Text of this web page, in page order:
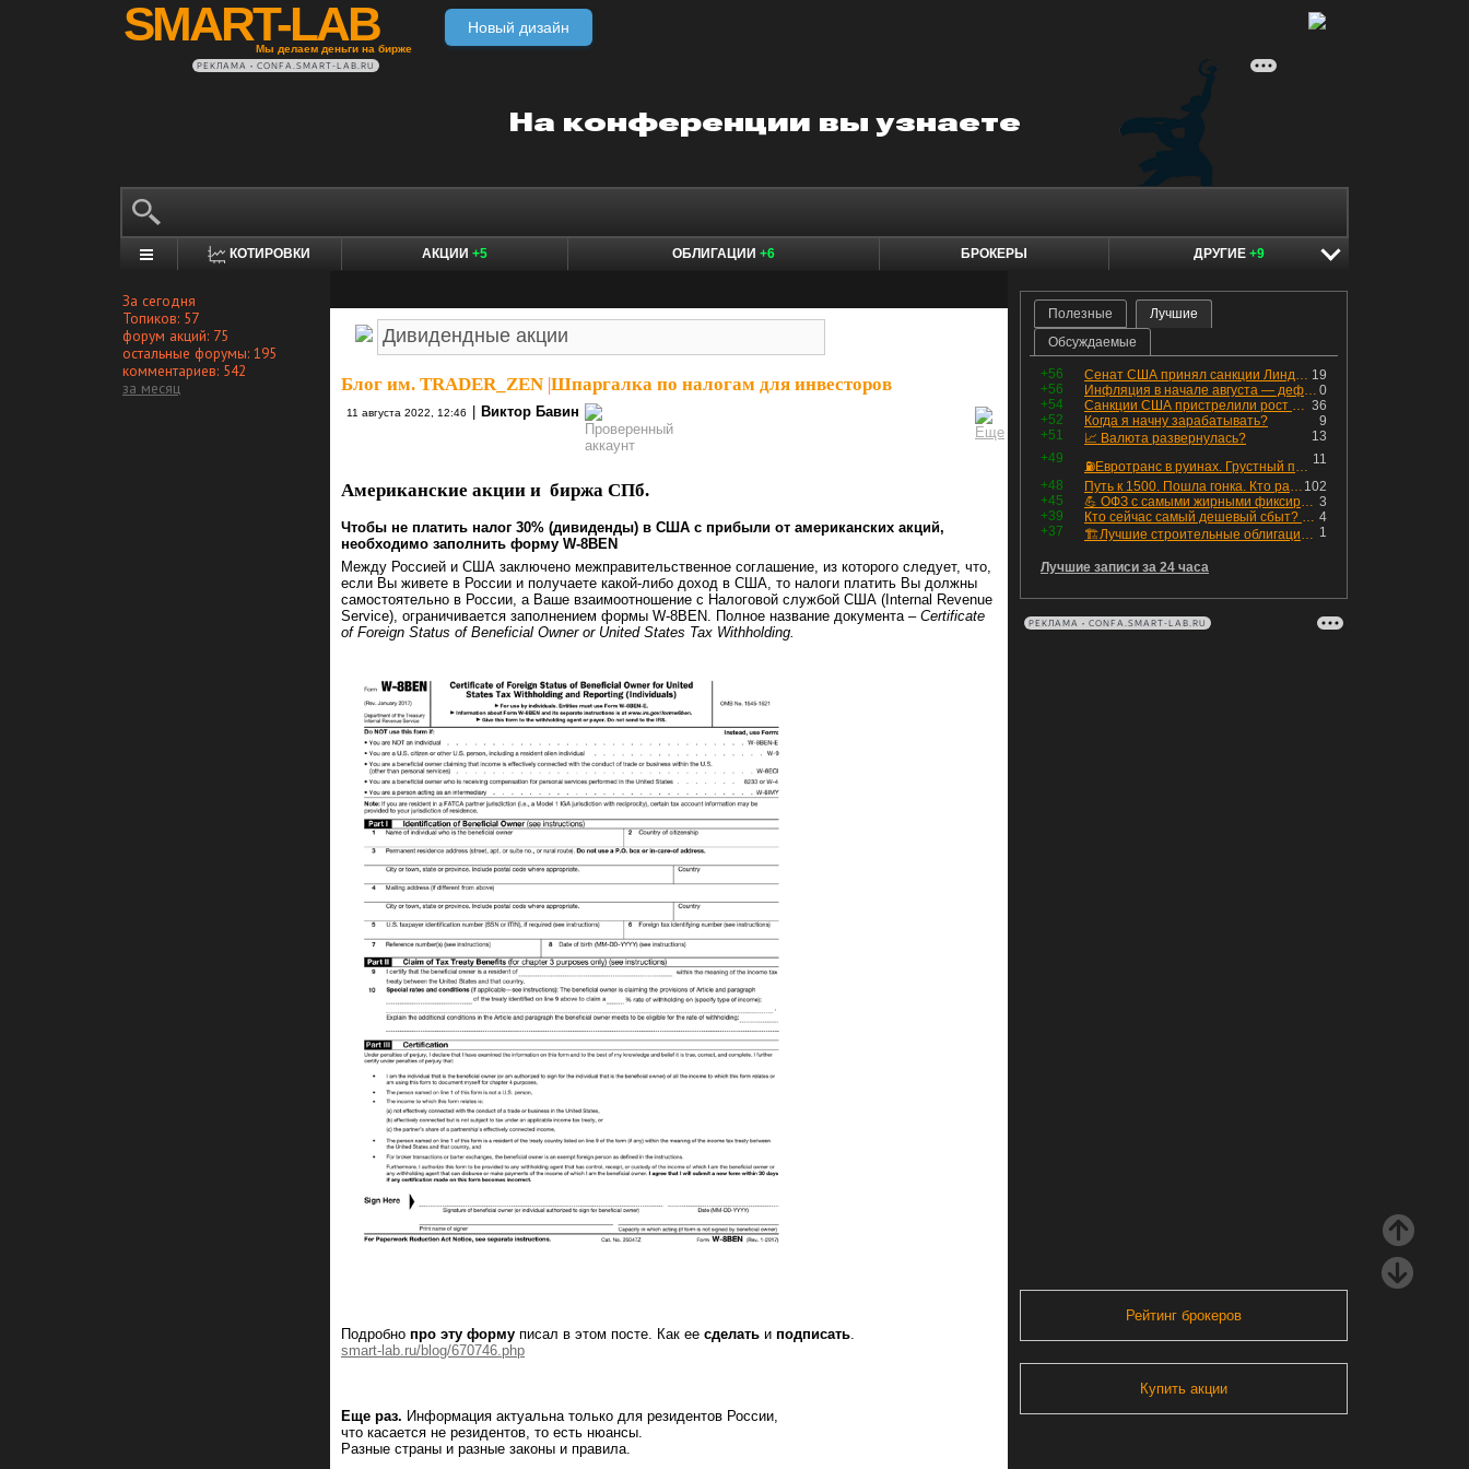
SMART-LAB
Мы делаем деньги на бирже
Новый дизайн
РЕКЛАМА • CONFA.SMART-LAB.RU
КОТИРОВКИ АКЦИИ +5 ОБЛИГАЦИИ +6 БРОКЕРЫ ДРУГИЕ +9
За сегодня
Топиков: 57
форум акций: 75
остальные форумы: 195
комментариев: 542
за месяц
Блог им. TRADER_ZEN Шпаргалка по налогам для инвесторов
11 августа 2022, 12:46 Виктор Бавин
Американские акции и биржа СПб.
Чтобы не платить налог 30% (дивиденды) в США с прибыли от американских акций,
необходимо заполнить форму W-8BEN
Между Россией и США заключено межправительственное соглашение, из которого следует, что,
если Вы живете в России и получаете какой-либо доход в США, то налоги платить Вы должны
самостоятельно в России, а Ваше взаимоотношение с Налоговой службой США (Internal Revenue
Service), ограничивается заполнением формы W-8BEN. Полное название документа – Certificate
of Foreign Status of Beneficial Owner or United States Tax Withholding.
Подробно про эту форму писал в этом посте. Как ее сделать и подписать
smart-lab.ru/blog/670746.php
Еще раз. Информация актуальна только для резидентов России,
что касается не резидентов, то есть нюансы.
Разные страны и разные законы и правила.
Полезные
Лучшие
Обсуждаемые
+56 19
Сенат США принял санкции Линдси Грэма против России
+56
0
Инфляция в начале августа — дефляция из-за топлива и плодоовощной корзины, но услуги продолжают дорожать, а рубль начал ослабевать.
+54
36
Санкции США пристрелили рост акций в России
+52
9
Когда я начну зарабатывать?
+51
13
📈 Валюта развернулась?
+49
11
⛽️Евротранс в руинах. Грустный пост😶😞 Что изменилось в облигациях?
+48
102
Путь к 1500. Пошла гонка. Кто раньше продаст.
+45
3
💪 ОФЗ с самыми жирными фиксированными купонами
+39
4
Кто сейчас самый дешевый сбыт? Сводный пост по сбытовым компаниям по отчетам РСБУ за Q2 26г.
+37
1
🏗Лучшие строительные облигации первого эшелона
Лучшие записи за 24 часа
РЕКЛАМА • CONFA.SMART-LAB.RU
Рейтинг брокеров
Купить акции